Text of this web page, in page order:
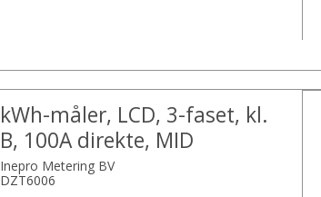
kWh-måler, LCD, 3-faset, kl.
B, 100A direkte, MID
Inepro Metering BV
DZT6006